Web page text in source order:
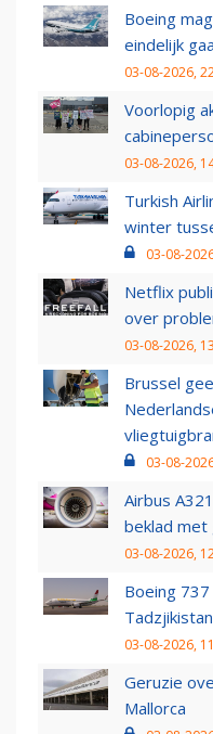
Boeing
eindelijk
03-08-2026,
Voorlopig
03-08-2026,
Turkish
winter
03-08-
Netflix
over
03-08-2026,
Brussel
03-08-
Airbus
beklad
03-08-2026,
Boeing
03-08-2026,
Geruzie
Mallorca